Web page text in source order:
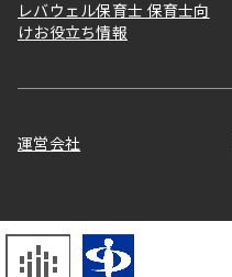
レバウェル保育士 保育士向
けお役立ち情報
運営会社